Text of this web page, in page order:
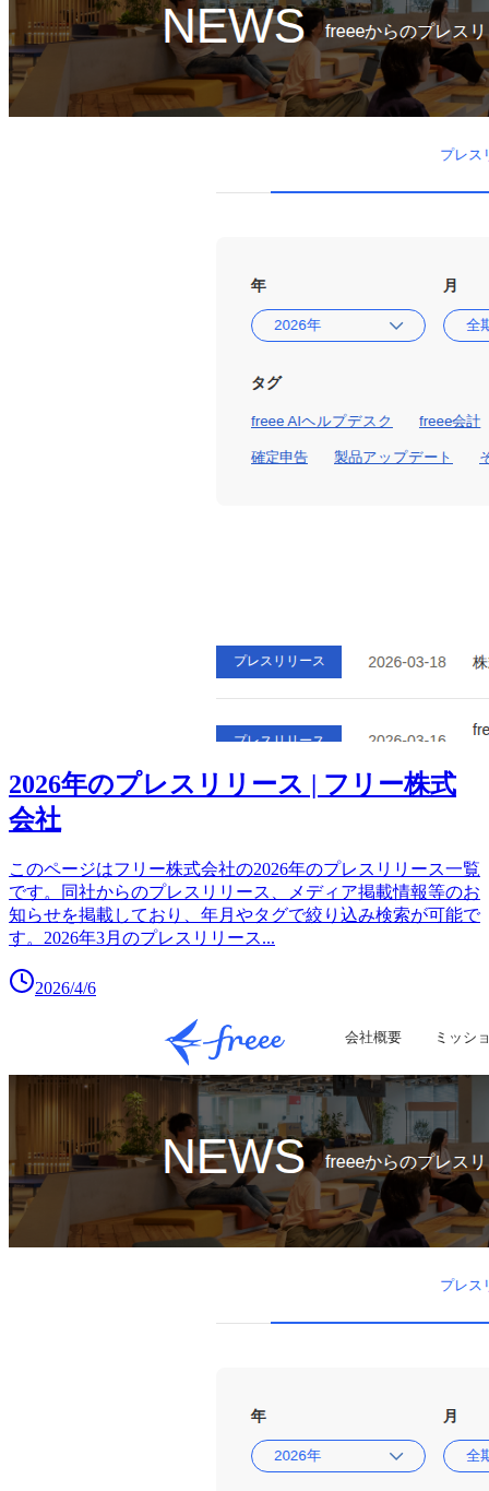
2026年のプレスリリース | フリー株式
会社
このページはフリー株式会社の2026年のプレスリリース一覧
です。同社からのプレスリリース、メディア掲載情報等のお
知らせを掲載しており、年月やタグで絞り込み検索が可能で
す。2026年3月のプレスリリース...
2026/4/6